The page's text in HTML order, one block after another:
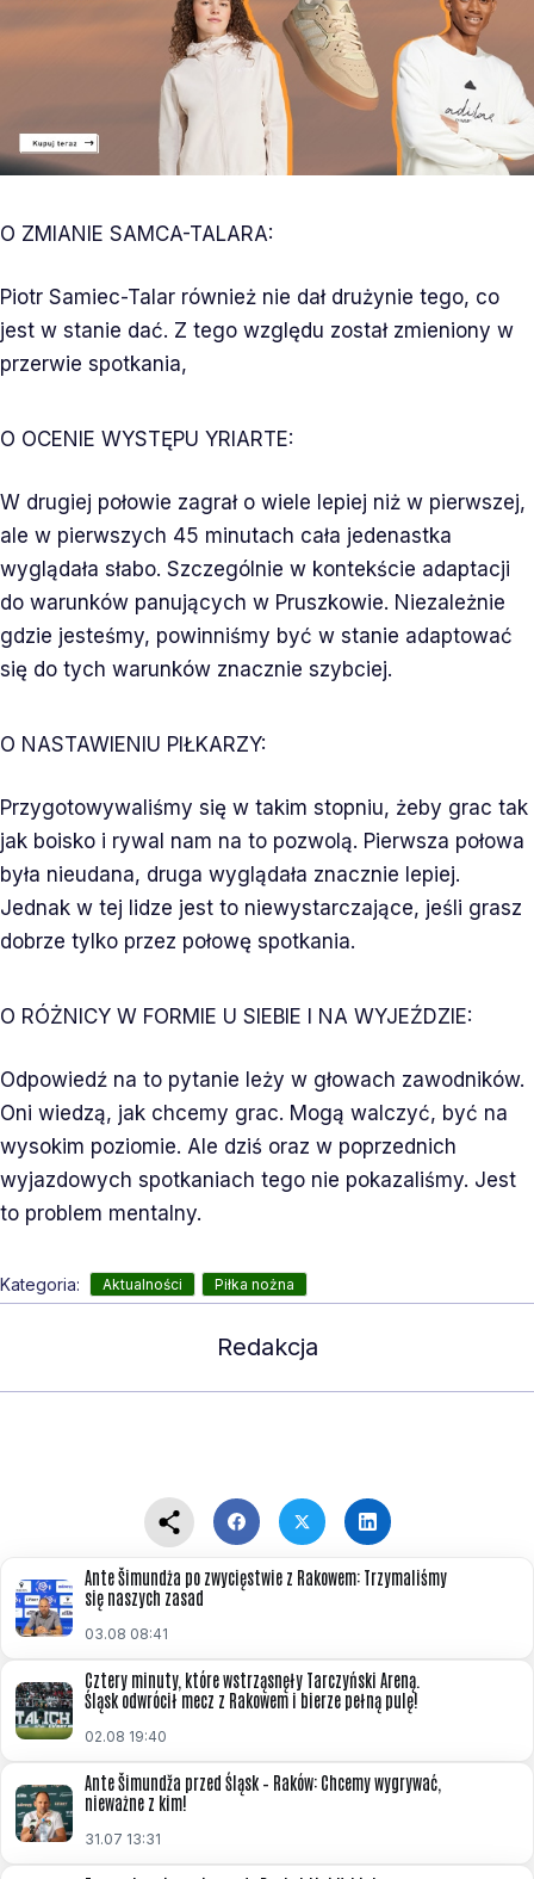
O ZMIANIE SAMCA-TALARA:
Piotr Samiec-Talar również nie dał drużynie tego, co
jest w stanie dać. Z tego względu został zmieniony w
przerwie spotkania,
O OCENIE WYSTĘPU YRIARTE:
W drugiej połowie zagrał o wiele lepiej niż w pierwszej,
ale w pierwszych 45 minutach cała jedenastka
wyglądała słabo. Szczególnie w kontekście adaptacji
do warunków panujących w Pruszkowie. Niezależnie
gdzie jesteśmy, powinniśmy być w stanie adaptować
się do tych warunków znacznie szybciej.
O NASTAWIENIU PIŁKARZY:
Przygotowywaliśmy się w takim stopniu, żeby grac tak
jak boisko i rywal nam na to pozwolą. Pierwsza połowa
była nieudana, druga wyglądała znacznie lepiej.
Jednak w tej lidze jest to niewystarczające, jeśli grasz
dobrze tylko przez połowę spotkania.
O RÓŻNICY W FORMIE U SIEBIE I NA WYJEŹDZIE:
Odpowiedź na to pytanie leży w głowach zawodników.
Oni wiedzą, jak chcemy grac. Mogą walczyć, być na
wysokim poziomie. Ale dziś oraz w poprzednich
wyjazdowych spotkaniach tego nie pokazaliśmy. Jest
to problem mentalny.
Kategoria: Aktualności Piłka nożna
Redakcja
Ante Šimundża po zwycięstwie z Rakowem: Trzymaliśmy
się naszych zasad
03.08 08:41
Cztery minuty, które wstrząsnęły Tarczyński Areną.
Śląsk odwrócił mecz z Rakowem i bierze pełną pulę!
02.08 19:40
Ante Šimundža przed Śląsk – Raków: Chcemy wygrywać,
nieważne z kim!
31.07 13:31